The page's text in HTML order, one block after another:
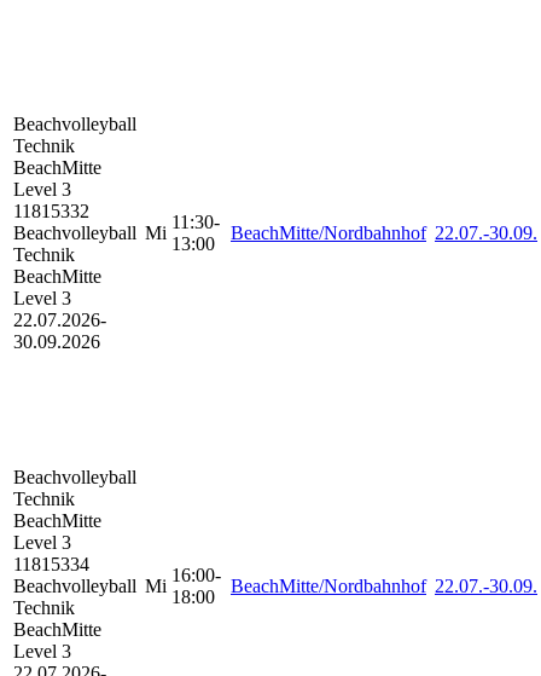
Beachvolleyball
Technik
BeachMitte
Level 3
11815332
Beachvolleyball
Technik
BeachMitte
Level 3
22.07.2026-
30.09.2026
Mi
11:30-
13:00
BeachMitte/Nordbahnhof 22.07.-30.09.
Beachvolleyball
Technik
BeachMitte
Level 3
11815334
Beachvolleyball
Technik
BeachMitte
Level 3
Mi
16:00-
18:00
BeachMitte/Nordbahnhof 22.07.-30.09.